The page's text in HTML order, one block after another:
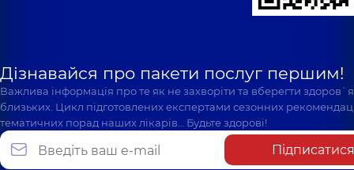
Дізнавайся про пакети послуг першим!
Важлива інформація про те як не захворіти та вберегти
близьких. Цикл підготовлених експертами сезонних
тематичних порад наших лікарів… Будьте здорові!
Підписатися